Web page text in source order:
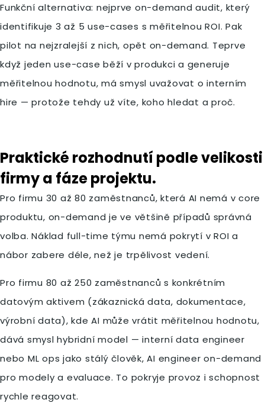
Funkční alternativa: nejprve on-demand audit, který
identifikuje 3 až 5 use-cases s měřitelnou ROI. Pak
pilot na nejzralejší z nich, opět on-demand. Teprve
když jeden use-case běží v produkci a generuje
měřitelnou hodnotu, má smysl uvažovat o interním
hire — protože tehdy už víte, koho hledat a proč.
Praktické rozhodnutí podle velikosti
firmy a fáze projektu.
Pro firmu 30 až 80 zaměstnanců, která AI nemá v core
produktu, on-demand je ve většině případů správná
volba. Náklad full-time týmu nemá pokrytí v ROI a
nábor zabere déle, než je trpělivost vedení.
Pro firmu 80 až 250 zaměstnanců s konkrétním
datovým aktivem (zákaznická data, dokumentace,
výrobní data), kde AI může vrátit měřitelnou hodnotu,
dává smysl hybridní model — interní data engineer
nebo ML ops jako stálý člověk, AI engineer on-demand
pro modely a evaluace. To pokryje provoz i schopnost
rychle reagovat.